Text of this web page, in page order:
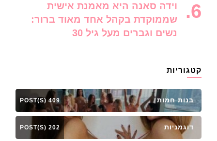
וידה סאנה היא מאמנת אישית
שממוקדת בקהל אחד מאוד ברור:
נשים וגברים מעל גיל 30
קטגוריות
בנות חמות 409 POST(S)
דוגמניות 202 POST(S)